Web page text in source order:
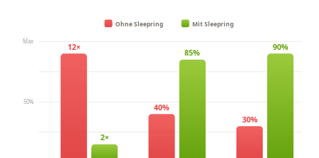
Max
50%
12×
2×
40%
85%
30%
90%
Ohne Sleepring Mit Sleepring